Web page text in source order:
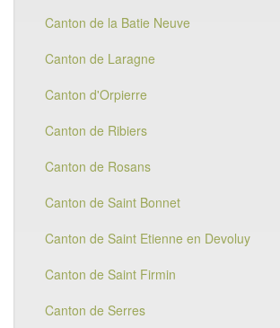
Canton de la Batie Neuve
Canton de Laragne
Canton d'Orpierre
Canton de Ribiers
Canton de Rosans
Canton de Saint Bonnet
Canton de Saint Etienne en Devoluy
Canton de Saint Firmin
Canton de Serres